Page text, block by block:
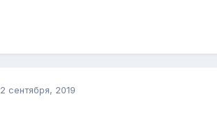
2 сентября, 2019